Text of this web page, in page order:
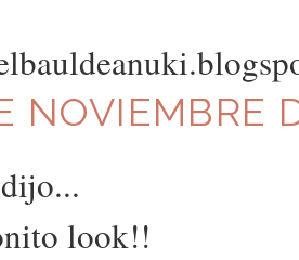
NOVIEMBRE
dijo...
look!!